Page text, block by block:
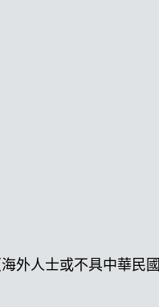
外人士或不具中華民國